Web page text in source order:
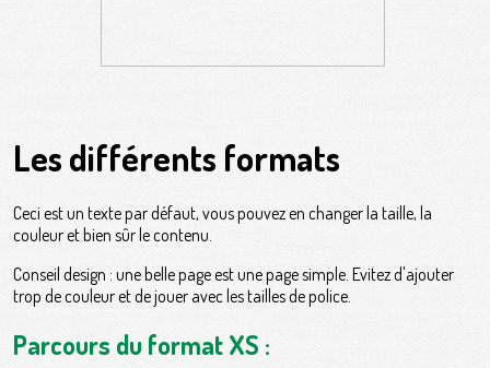
Les différents formats
Ceci est un texte par défaut, vous pouvez en changer la taille, la
couleur et bien sûr le contenu.
Conseil design : une belle page est une page simple. Evitez d'ajouter
trop de couleur et de jouer avec les tailles de police.
Parcours du format XS :